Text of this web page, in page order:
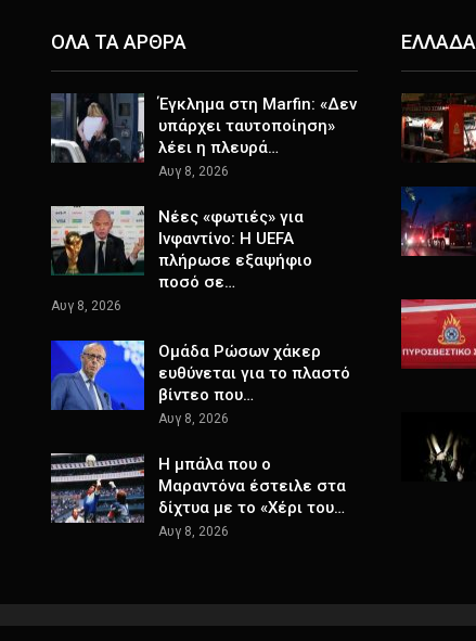
ΟΛΑ ΤΑ ΑΡΘΡΑ
Έγκλημα στη Marfin: «Δεν
υπάρχει ταυτοποίηση»
λέει η πλευρά…
Αυγ 8, 2026
Νέες «φωτιές» για
Ινφαντίνο: Η UEFA
πλήρωσε εξαψήφιο
ποσό σε…
Αυγ 8, 2026
Ομάδα Ρώσων χάκερ
ευθύνεται για το πλαστό
βίντεο που…
Αυγ 8, 2026
Η μπάλα που ο
Μαραντόνα έστειλε στα
δίχτυα με το «Χέρι του…
Αυγ 8, 2026
ΕΛΛΑΔΑ